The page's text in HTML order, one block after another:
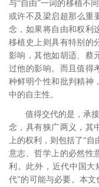
与“自由”一词的移植不
或许不及梁启超那么重
念，如果将自由和权利
移植史上则具有特别的
影响，其他如胡适、蔡
过他的影响。 而且值得
种鲜明个性和批判精神
中的自主性。
值得交代的是，承
念，具有狭广两义，其
上的权利，则包括了“
意志、哲学上的必然性
利。此外，近代中国大
代”的可能与必要。本